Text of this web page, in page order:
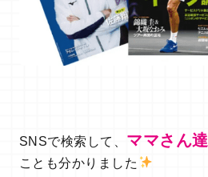
SNSで検索して、 ママさん達
ことも分かりました